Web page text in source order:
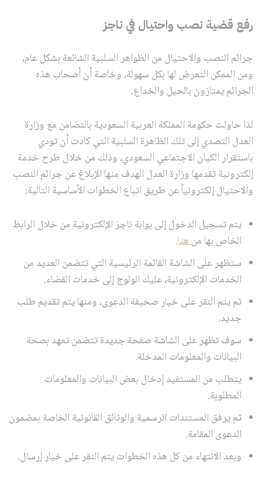
رفع قضية نصب واحتيال في ناجز
جرائم النصب والاحتيال من الظواهر السلبية الشائعة بشكل عام،
ومن الممكن التعرض لها بكل سهولة، وخاصة أن أصحاب هذه
الجرائم يمتازون بالحيل والخداع.
لذا حاولت حكومة المملكة العربية السعودية بالتضامن مع وزارة
العدل التصدي إلى تلك الظاهرة السلبية التي كادت أن تودي
باستقرار الكيان الاجتماعي السعودي، وذلك من خلال طرح خدمة
إلكترونية تقدمها وزارة العدل الهدف منها الإبلاغ عن جرائم النصب
والاحتيال إلكترونياً عن طريق اتباع الخطوات الأساسية التالية:
يتم تسجيل الدخول إلى بوابة ناجز الإلكترونية من خلال الرابط
الخاص بها منهنا.
ستظهر على الشاشة القائمة الرئيسية التي تتضمن العديد من
الخدمات الإلكترونية، عليك الولوج إلى خدمات القضاء.
ثم يتم النقر على خيار صحيفة الدعوى، ومنها يتم تقديم طلب
جديد.
سوف تظهر على الشاشة صفحة جديدة تتضمن تعهد بصحة
البيانات والمعلومات المدخلة.
يتطلب من المستفيد إدخال بعض البيانات والمعلومات
المطلوبة.
ثم يرفق المستندات الرسمية والوثائق القانونية الخاصة بمضمون
الدعوى المقامة.
وبعد الانتهاء من كل هذه الخطوات يتم النقر على خيار إرسال.